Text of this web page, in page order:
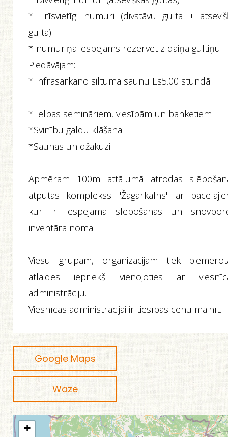
* Trīsvietīgi numuri (divstāvu gulta +
gulta)
* numuriņā iespējams rezervēt zīdaiņa gultiņu
Piedāvājam:
* infrasarkano siltuma saunu Ls5.00 stundā
*Telpas semināriem, viesībām un banketiem
*Svinību galdu klāšana
*Saunas un džakuzi
Apmēram 100m attālumā atrodas
atpūtas komplekss "Žagarkalns" ar
kur ir iespējama slēpošanas un
inventāra noma.
Viesu grupām, organizācijām tiek
atlaides iepriekš vienojoties ar
administrāciju.
Viesnīcas administrācijai ir tiesības cenu mainīt.
Google Maps
Waze
+